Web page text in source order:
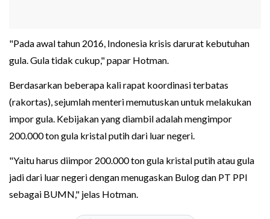
"Pada awal tahun 2016, Indonesia krisis darurat kebutuhan
gula. Gula tidak cukup," papar Hotman.
Berdasarkan beberapa kali rapat koordinasi terbatas
(rakortas), sejumlah menteri memutuskan untuk melakukan
impor gula. Kebijakan yang diambil adalah mengimpor
200.000 ton gula kristal putih dari luar negeri.
"Yaitu harus diimpor 200.000 ton gula kristal putih atau gula
jadi dari luar negeri dengan menugaskan Bulog dan PT PPI
sebagai BUMN," jelas Hotman.